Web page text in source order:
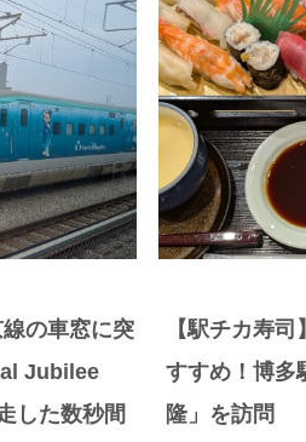
線の車窓に突
Jubilee
した数秒間
【駅チカ寿
すすめ！博多
隆」を訪問